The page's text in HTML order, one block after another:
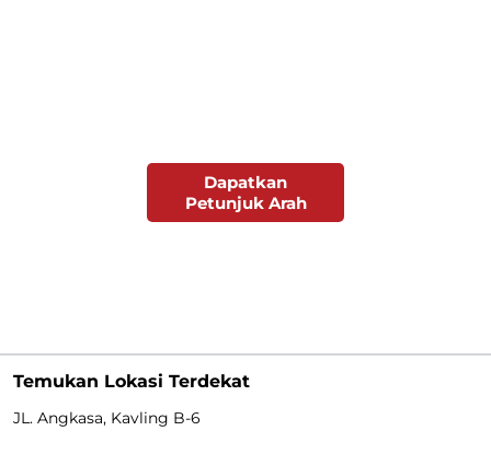
Dapatkan
Petunjuk Arah
Temukan Lokasi Terdekat
JL. Angkasa, Kavling B-6